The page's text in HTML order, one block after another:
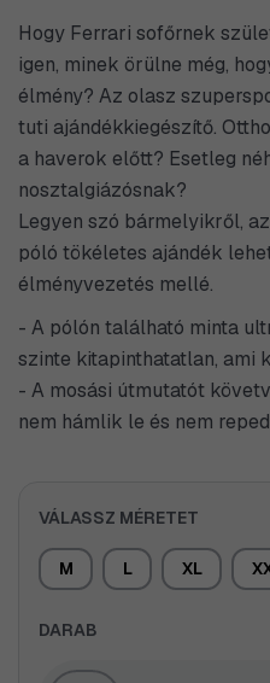
Hogy Ferrari sofőrnek
igen, minek örülne még,
élmény? Az olasz
tuti ajándékkiegészítő.
a haverok előtt? Esetleg
nosztalgiázósnak?
Legyen szó bármelyikről,
póló tökéletes ajándék
élményvezetés mellé.
- A pólón található minta
szinte kitapinthatatlan, ami
- A mosási útmutatót
nem hámlik le és nem
VÁLASSZ MÉRETET
M L XL
DARAB